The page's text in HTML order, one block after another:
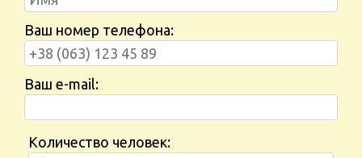
Ваш номер телефона:
Ваш e-mail:
Количество человек: